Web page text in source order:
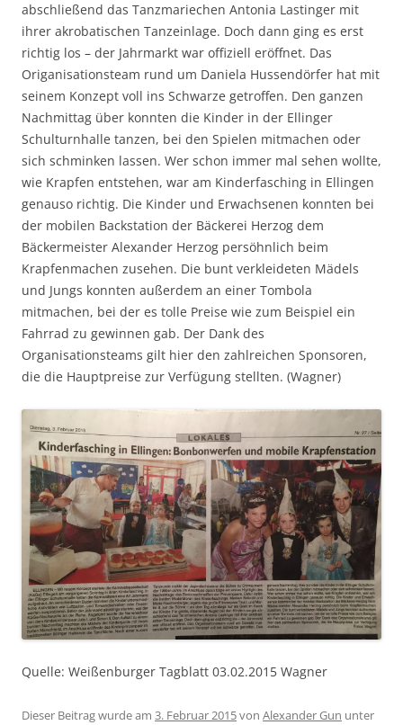
abschließend das Tanzmariechen Antonia Lastinger mit
ihrer akrobatischen Tanzeinlage. Doch dann ging es erst
richtig los – der Jahrmarkt war offiziell eröffnet. Das
Origanisationsteam rund um Daniela Hussendörfer hat mit
seinem Konzept voll ins Schwarze getroffen. Den ganzen
Nachmittag über konnten die Kinder in der Ellinger
Schulturnhalle tanzen, bei den Spielen mitmachen oder
sich schminken lassen. Wer schon immer mal sehen wollte,
wie Krapfen entstehen, war am Kinderfasching in Ellingen
genauso richtig. Die Kinder und Erwachsenen konnten bei
der mobilen Backstation der Bäckerei Herzog dem
Bäckermeister Alexander Herzog persöhnlich beim
Krapfenmachen zusehen. Die bunt verkleideten Mädels
und Jungs konnten außerdem an einer Tombola
mitmachen, bei der es tolle Preise wie zum Beispiel ein
Fahrrad zu gewinnen gab. Der Dank des
Organisationsteams gilt hier den zahlreichen Sponsoren,
die die Hauptpreise zur Verfügung stellten. (Wagner)
Quelle: Weißenburger Tagblatt 03.02.2015 Wagner
Dieser Beitrag wurde am 3. Februar 2015von Alexander Gun unter